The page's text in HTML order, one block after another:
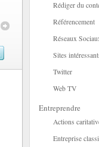
Rédiger du
Référencement
Réseaux
Sites
Twitter
Web TV
Entreprendre
Actions
Entreprise